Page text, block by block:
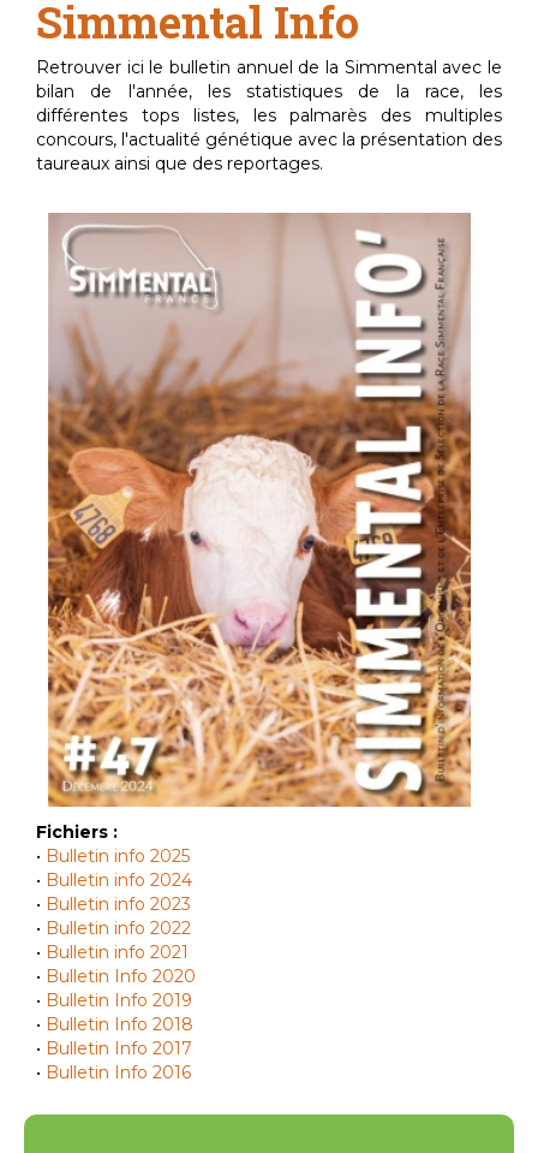
Simmental Info
Retrouver ici le bulletin annuel de la Simmental avec le
bilan de l'année, les statistiques de la race, les
différentes tops listes, les palmarès des multiples
concours, l'actualité génétique avec la présentation des
taureaux ainsi que des reportages.
Fichiers :
• Bulletin info 2025
• Bulletin info 2024
• Bulletin info 2023
• Bulletin info 2022
• Bulletin info 2021
• Bulletin Info 2020
• Bulletin Info 2019
• Bulletin Info 2018
• Bulletin Info 2017
• Bulletin Info 2016